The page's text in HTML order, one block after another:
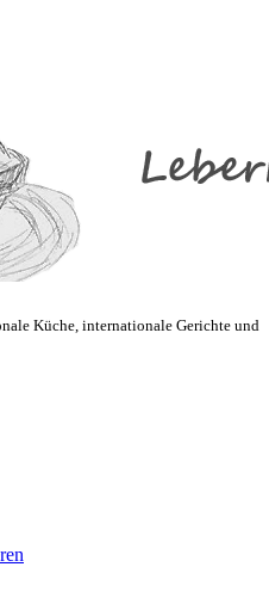
Küche, internationale Gerichte und